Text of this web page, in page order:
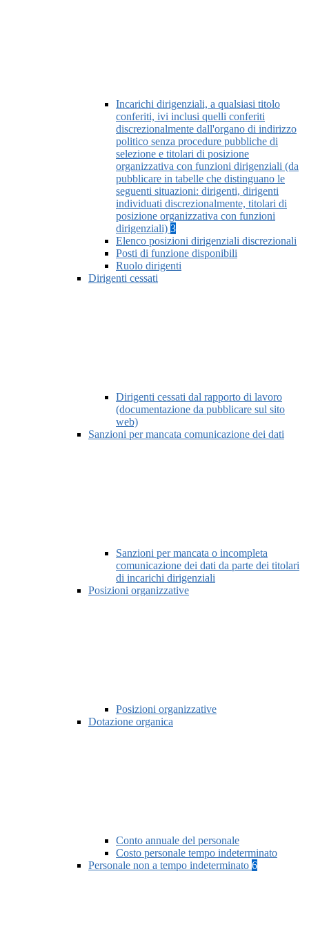
Incarichi dirigenziali, a qualsiasi titolo
conferiti, ivi inclusi quelli conferiti
discrezionalmente dall'organo di indirizzo
politico senza procedure pubbliche di
selezione e titolari di posizione
organizzativa con funzioni dirigenziali (da
pubblicare in tabelle che distinguano le
seguenti situazioni: dirigenti, dirigenti
individuati discrezionalmente, titolari di
posizione organizzativa con funzioni
dirigenziali) 3
Elenco posizioni dirigenziali discrezionali
Posti di funzione disponibili
Ruolo dirigenti
Dirigenti cessati
Dirigenti cessati dal rapporto di lavoro
(documentazione da pubblicare sul sito
web)
Sanzioni per mancata comunicazione dei dati
Sanzioni per mancata o incompleta
comunicazione dei dati da parte dei titolari
di incarichi dirigenziali
Posizioni organizzative
Posizioni organizzative
Dotazione organica
Conto annuale del personale
Costo personale tempo indeterminato
Personale non a tempo indeterminato 6